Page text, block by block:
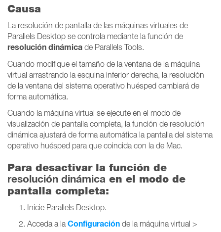
Causa
La resolución de pantalla de las máquinas virtuales de
Parallels Desktop se controla mediante la función de
resolución dinámica de Parallels Tools.
Cuando modifique el tamaño de la ventana de la máquina
virtual arrastrando la esquina inferior derecha, la resolución
de la ventana del sistema operativo huésped cambiará de
forma automática.
Cuando la máquina virtual se ejecute en el modo de
visualización de pantalla completa, la función de resolución
dinámica ajustará de forma automática la pantalla del sistema
operativo huésped para que coincida con la de Mac.
Para desactivar la función de
resolución dinámica en el modo de
pantalla completa:
Inicie Parallels Desktop.
Acceda a la Configuración de la máquina virtual >